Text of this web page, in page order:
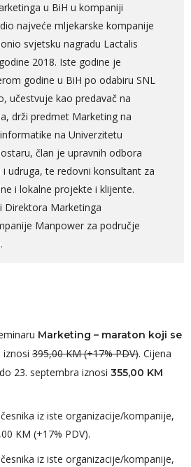
u BiH u kompaniji
najveće mljekarske kompanije
svjetsku nagradu Lactalis
2018. Iste godine je
godine u BiH po odabiru SNL
učestvuje kao predavač na
drži predmet Marketing na
na Univerzitetu
član je upravnih odbora
udruga, te redovni konsultant za
i lokalne projekte i klijente.
Direktora Marketinga
Manpower za područje
Marketing – maraton koji se
iznosi 395,00 KM (+17% PDV). Cijena
23. septembra iznosi 355,00 KM
iz iste organizacije/kompanije,
KM (+17% PDV).
iz iste organizacije/kompanije,